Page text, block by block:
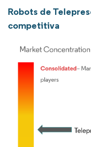
Robots de
competitiva